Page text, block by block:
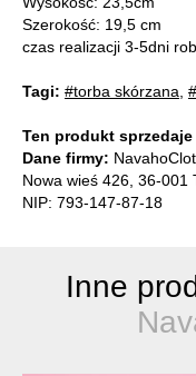
Szerokość: 19,5 cm
czas realizacji 3-5dni
Tagi: #torba skórzana
Ten produkt
Dane firmy:
Nowa wieś 426, 36-001
NIP: 793-147-87-18
Inne